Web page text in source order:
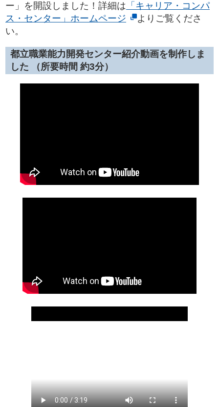
ー」を開設しました！詳細は 「キャリア・コンパ
ス・センター」ホームページ
よりご覧くださ
い。
都立職業能力開発センター紹介動画を制作しま
した （所要時間 約3分）